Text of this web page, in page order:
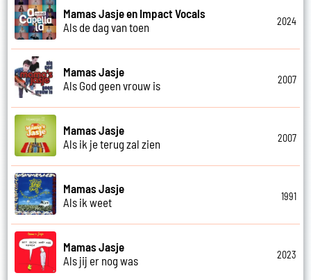
Mamas Jasje en Impact Vocals
Als de dag van toen
2024
Mamas Jasje
Als God geen vrouw is
2007
Mamas Jasje
Als ik je terug zal zien
2007
Mamas Jasje
Als ik weet
1991
Mamas Jasje
Als jij er nog was
2023